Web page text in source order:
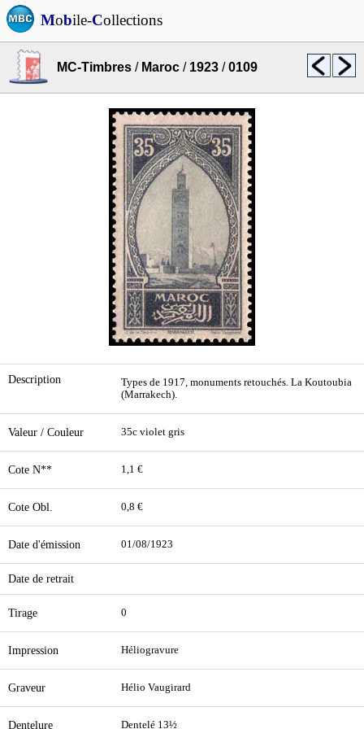
Mobile-Collections
MC-Timbres / Maroc / 1923 /0109
Description
Types de 1917, monuments retouchés. La Koutoubia
(Marrakech).
Valeur / Couleur 35c violet gris
Cote N** 1,1 €
Cote Obl. 0,8 €
Date d'émission 01/08/1923
Date de retrait
Tirage 0
Impression Héliogravure
Graveur Hélio Vaugirard
Dentelure Dentelé 13½